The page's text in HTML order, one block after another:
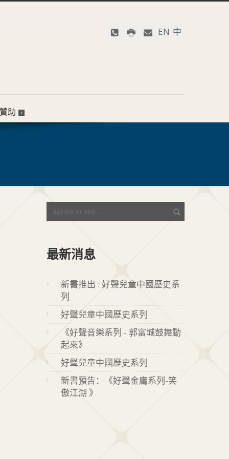
EN 中
贊助
最新消息
新書推出 : 好聲兒童中國歷史系
列
好聲兒童中國歷史系列
《好聲音樂系列 - 郭富城鼓舞動
起來》
好聲兒童中國歷史系列
新書預告：《好聲金庸系列-笑
傲江湖 》